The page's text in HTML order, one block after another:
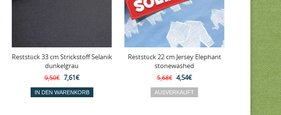
Reststück 33 cm Strickstoff Selanik
dunkelgrau
9,50€ 7,61€
Reststück 22 cm Jersey Elephant
stonewashed
5,68€ 4,54€